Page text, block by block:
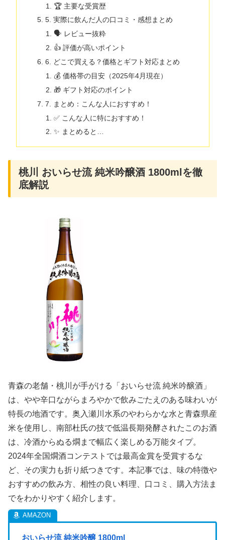
🏆 主要な受賞歴
5. 実際に飲んだ人の口コミ・感想まとめ
🗣️ レビュー抜粋
👍 評価が高いポイント
6. どこで買える？価格とギフト対応まとめ
💰 価格帯の目安（2025年4月現在）
🎁 ギフト対応のポイント
7. まとめ：こんな人におすすめ！
✅ こんな人に特におすすめ！
✨ まとめると…
桃川 おいらせ流 純米吟醸酒 1800mlを徹
底解説
青森の老舗・桃川が手がける「おいらせ流 純米吟醸酒」
は、やや辛口ながらまろやかで飲みごたえのある味わいが
特長の地酒です。奥入瀬川水系のやわらかな水と青森県産
米を使用し、南部杜氏の技で低温長期発酵されたこのお酒
は、冷酒からぬる燗まで幅広く楽しめる万能タイプ。
2024年全国燗酒コンテストでは最高金賞を受賞するな
ど、その実力も折り紙つきです。本記事では、味の特徴や
おすすめの飲み方、相性の良い料理、口コミ、購入方法ま
でをわかりやすく紹介します。
おいらせ流 純米吟醸 1800ml